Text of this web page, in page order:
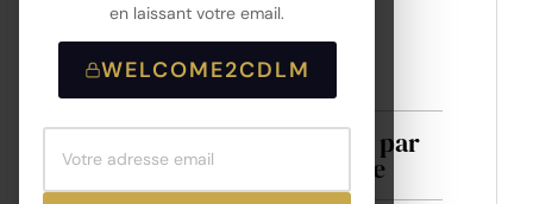
en laissant votre email.
WELCOME2CDLM
Des montres inspirées par
l'univers automobile